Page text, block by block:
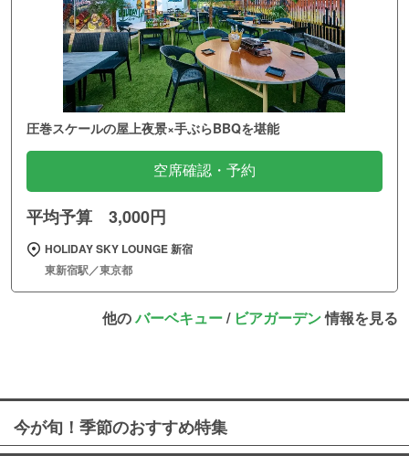
圧巻スケールの屋上夜景×手ぶらBBQを堪能
空席確認・予約
平均予算 3,000円
HOLIDAY SKY LOUNGE 新宿
東新宿駅／東京都
他のバーベキュー/ ビアガーデン情報を見る
今が旬！季節のおすすめ特集